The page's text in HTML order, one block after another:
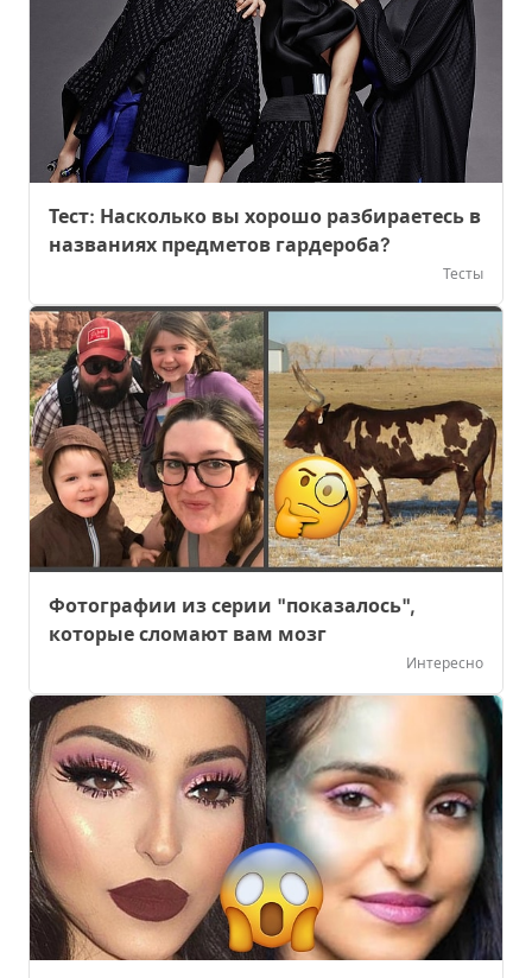
Тест: Насколько вы хорошо разбираетесь в
названиях предметов гардероба?
Тесты
Фотографии из серии "показалось",
которые сломают вам мозг
Интересно